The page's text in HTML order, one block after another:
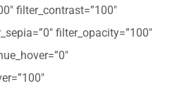
filter_contrast=”100″
filter_opacity=”100″